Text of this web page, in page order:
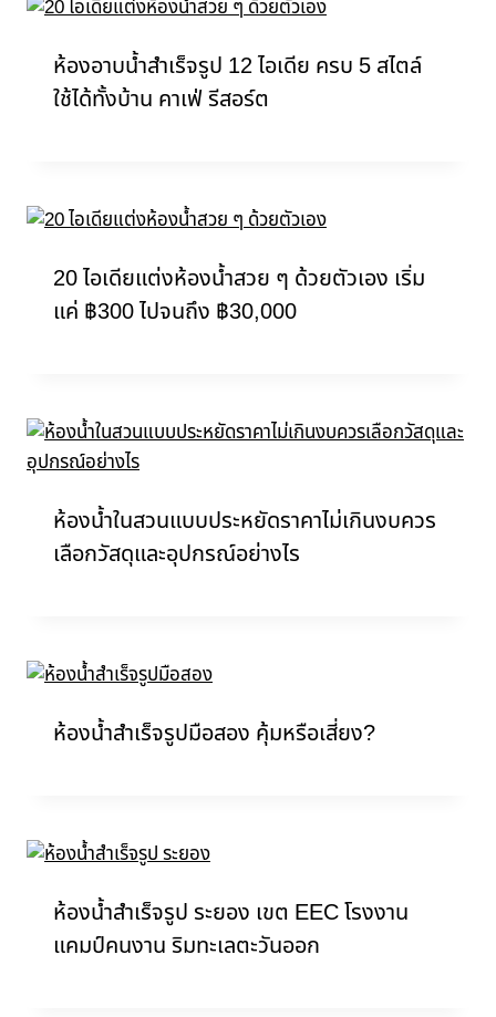
ห้องอาบน้ำสำเร็จรูป 12 ไอเดีย ครบ 5 สไตล์
ใช้ได้ทั้งบ้าน คาเฟ่ รีสอร์ต
20 ไอเดียแต่งห้องน้ำสวย ๆ ด้วยตัวเอง เริ่ม
แค่ ฿300 ไปจนถึง ฿30,000
ห้องน้ำในสวนแบบประหยัดราคาไม่เกินงบควร
เลือกวัสดุและอุปกรณ์อย่างไร
ห้องน้ำสำเร็จรูปมือสอง คุ้มหรือเสี่ยง?
ห้องน้ำสำเร็จรูป ระยอง เขต EEC โรงงาน
แคมป์คนงาน ริมทะเลตะวันออก